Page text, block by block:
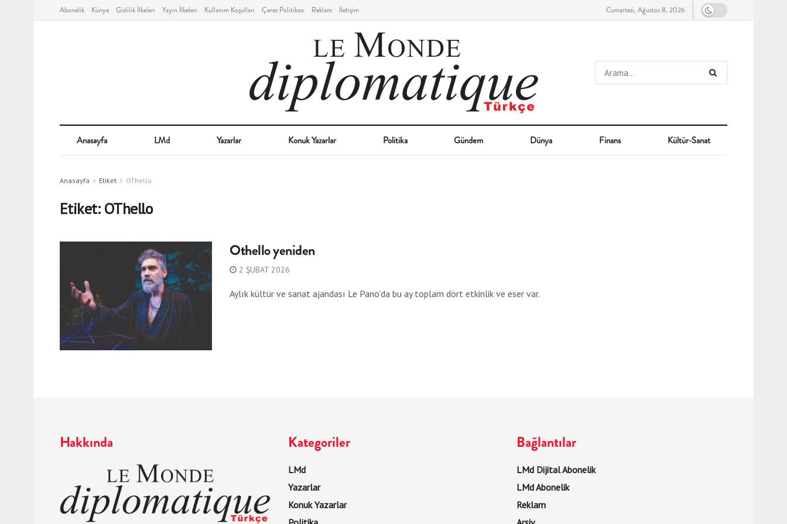
Abonelik Künye Gizlilik İlkeleri Yayın İlkeleri Kullanım Koşulları Çerez Politikası Reklam İletişim Cumartesi, Ağustos 8, 2026
Anasayfa LMd Yazarlar Konuk Yazarlar Politika Gündem Dünya Finans Kültür-Sanat
Anasayfa Etiket OThello
Etiket: OThello
Othello yeniden
2 ŞUBAT 2026
Aylık kültür ve sanat ajandası Le Pano’da bu ay toplam dört etkinlik ve eser var.
Hakkında Kategoriler
LMd
Yazarlar
Konuk Yazarlar
Bağlantılar
LMd Dijital Abonelik
LMd Abonelik
Reklam